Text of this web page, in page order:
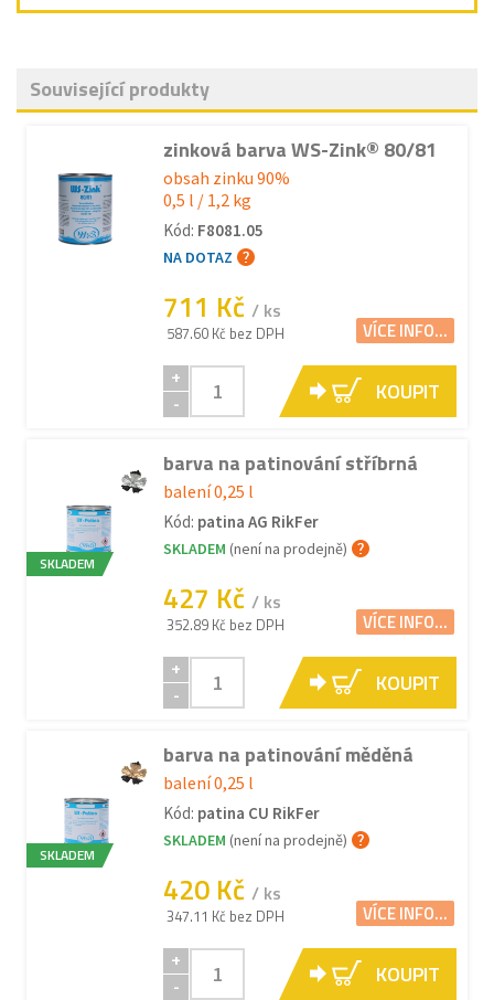
Související produkty
zinková barva WS-Zink® 80/81
obsah zinku 90%
0,5 l / 1,2 kg
Kód: F8081.05
NA DOTAZ
711 Kč / ks
587.60 Kč bez DPH VÍCE INFO...
+
-
KOUPIT
SKLADEM
barva na patinování stříbrná
balení 0,25 l
Kód: patina AG RikFer
SKLADEM (není na prodejně)
427 Kč / ks
352.89 Kč bez DPH VÍCE INFO...
+
-
KOUPIT
SKLADEM
barva na patinování měděná
balení 0,25 l
Kód: patina CU RikFer
SKLADEM (není na prodejně)
420 Kč / ks
347.11 Kč bez DPH VÍCE INFO...
+
-
KOUPIT